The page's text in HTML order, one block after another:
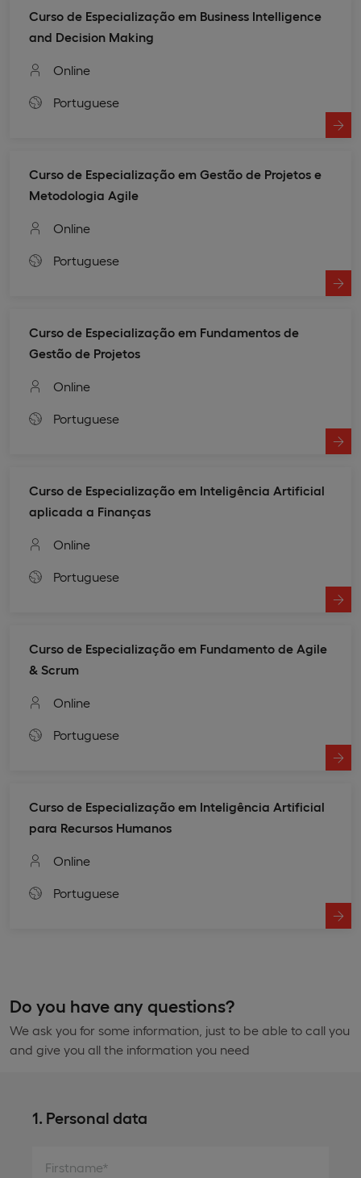
Curso de Especialização em Business Intelligence
and Decision Making
Online
Portuguese
Curso de Especialização em Gestão de Projetos e
Metodologia Agile
Online
Portuguese
Curso de Especialização em Fundamentos de
Gestão de Projetos
Online
Portuguese
Curso de Especialização em Inteligência Artificial
aplicada a Finanças
Online
Portuguese
Curso de Especialização em Fundamento de Agile
& Scrum​
Online
Portuguese
Curso de Especialização em Inteligência Artificial
para Recursos Humanos
Online
Portuguese
Do you have any questions?
We ask you for some information, just to be able to call you
and give you all the information you need
1. Personal data
Firstname*